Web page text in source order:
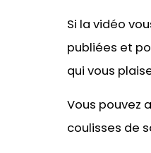
Si la vidéo
publiées et
qui vous
Vous pouvez
coulisses de